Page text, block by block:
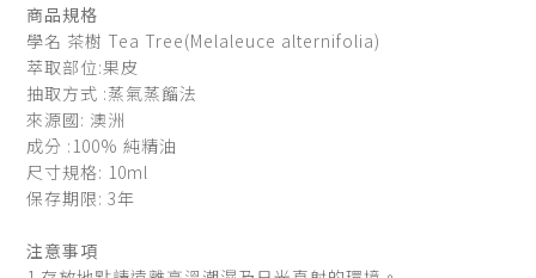
商品規格
學名 茶樹 Tea Tree(Melaleuce alternifolia)
萃取部位:果皮
抽取方式 :蒸氣蒸餾法
來源國: 澳洲
成分 :100% 純精油
尺寸規格: 10ml
保存期限: 3年
注意事項